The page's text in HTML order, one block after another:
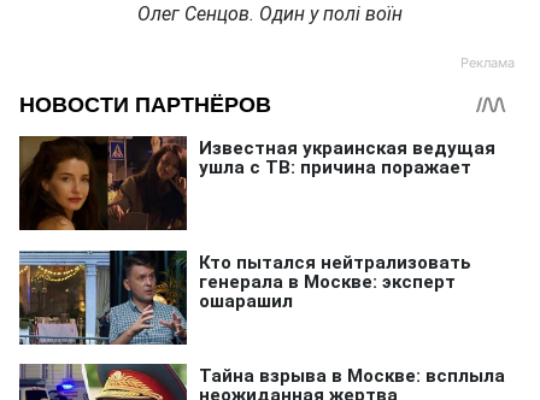
Олег Сенцов. Один у полі воїн